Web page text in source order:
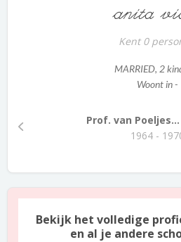
anita
Kent 0
MARRIED, 2
Woont in -
Prof. van Poeljes...
1964 -
Bekijk het volledige
en al je andere